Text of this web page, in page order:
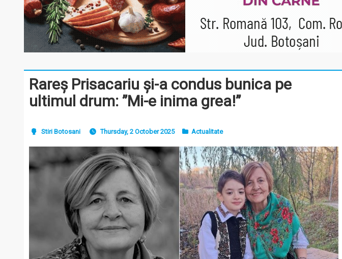
Rareș Prisacariu și-a condus bunica pe
ultimul drum: ”Mi-e inima grea!”
Stiri Botosani Thursday, 2 October 2025 Actualitate